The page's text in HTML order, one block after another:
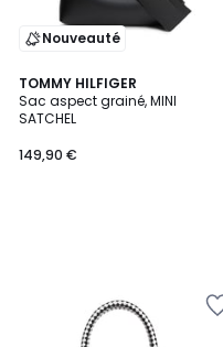
Nouveauté
TOMMY HILFIGER
Sac aspect grainé, MINI
SATCHEL
149,90 €